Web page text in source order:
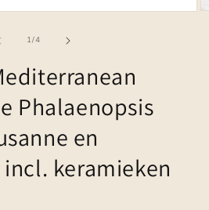
1/van
4
Phalaenopsis
en
keramieken